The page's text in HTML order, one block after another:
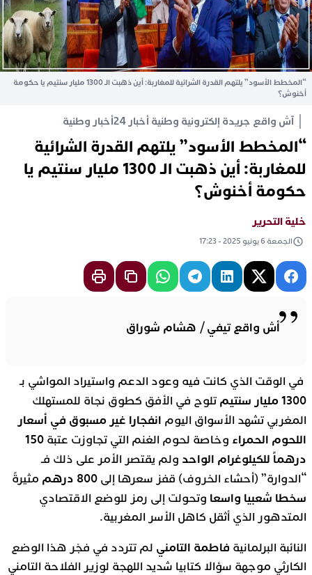
آش واقع جريدة إلكترونية وطنية أخبار 24 أخبار وطنية
“المخطط الأسود” يلتهم القدرة الشرائية
للمغاربة: أين ذهبت الـ 1300 مليار سنتيم يا
حكومة أخنوش؟
“المخطط الأسود” يلتهم القدرة الشرائية للمغاربة: أين ذهبت الـ 1300 مليار سنتيم يا حكومة
أخنوش؟
خلية التحرير
الجمعة 6 يونيو 2025 - 17:23
أش واقع تيفي / هشام شوراق
في الوقت الذي كانت فيه وعود الدعم واستيراد المواشي بـ
1300 مليار سنتيم
تلوح في الأفق كطوق نجاة للمستهلك
المغربي تشهد الأسواق اليوم انفجارا غير مسبوق في أسعار
اللحوم الحمراء وخاصة لحوم الغنم التي تجاوزت عتبة 150
درهماً للكيلوغرام الواحد ولم يقتصر الأمر على ذلك فـ
“الدوارة” (أحشاء الخروف) قفز سعرها إلى 800 درهم مثيرةً
سخطا شعبيا واسعا وتحولت إلى رمز للوضع الاقتصادي
المتدهور الذي أثقل كاهل الأسر المغربية.
النائبة البرلمانية فاطمة التامني لم تتردد في فجْر هذا الوضع
الكارثي موجهة سؤالا كتابيا شديد اللهجة لوزير الفلاحة التامني